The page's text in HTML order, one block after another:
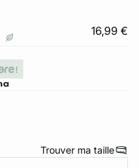
16,99 €
Trouver ma taille